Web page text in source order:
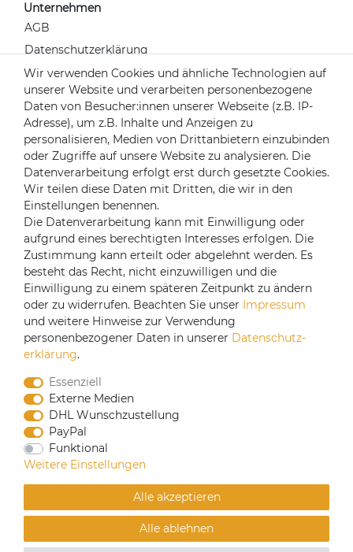
Unternehmen
AGB
Datenschutzerklärung
Widerrufsrecht
Impressum
Kontakt
Über uns
Mein Konto
Login
Registrieren
Versandpartner
CoffeeB2B hat eine Einkaufsvereinbarung mit
Coffeefair. Sollten Sie den Mindestbestellwert nicht
erreichen, können Sie bei www.coffeefair.de bestellen.
Verkauf nur an gewerbliche Kunden | Mindestbestellwert
© Copyright 2019 Alle Rechte vorbehalten. | webshop by
Wir verwenden Cookies und ähnliche Technologien auf
unserer Website und verarbeiten personenbezogene
Daten von Besucher:innen unserer Webseite (z.B. IP-
Adresse), um z.B. Inhalte und Anzeigen zu
personalisieren, Medien von Drittanbietern einzubinden
oder Zugriffe auf unsere Website zu analysieren. Die
Datenverarbeitung erfolgt erst durch gesetzte Cookies.
Wir teilen diese Daten mit Dritten, die wir in den
Einstellungen benennen.
Die Datenverarbeitung kann mit Einwilligung oder
aufgrund eines berechtigten Interesses erfolgen. Die
Zustimmung kann erteilt oder abgelehnt werden. Es
besteht das Recht, nicht einzuwilligen und die
Einwilligung zu einem späteren Zeitpunkt zu ändern
oder zu widerrufen. Beachten Sie unser Impressum
und weitere Hinweise zur Verwendung
personenbezogener Daten in unserer Daten­schutz­
erklärung.
Essenziell
Externe Medien
DHL Wunschzustellung
PayPal
Funktional
Weitere Einstellungen
Alle akzeptieren
Alle ablehnen